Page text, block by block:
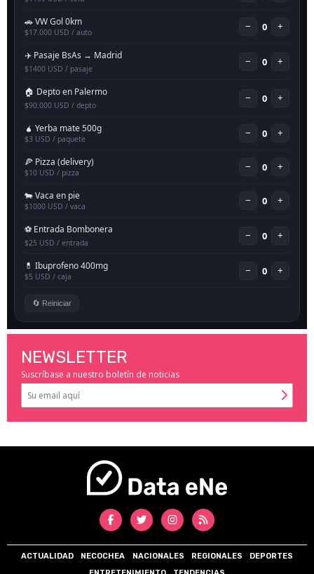
NEWSLETTER
Suscríbase a nuestro boletín de noticias
ACTUALIDAD NECOCHEA NACIONALES REGIONALES
DEPORTES